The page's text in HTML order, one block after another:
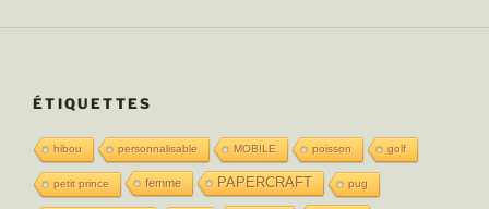
ÉTIQUETTES
hibou personnalisable MOBILE poisson golf
petit prince femme PAPERCRAFT pug